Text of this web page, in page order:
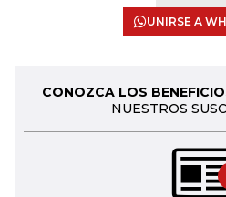
UNIRSE A
CONOZCA LOS
NUESTROS